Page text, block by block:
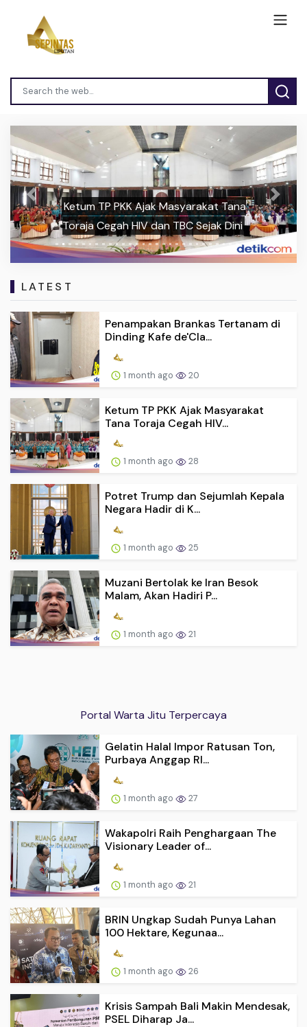
Ketum TP PKK Ajak Masyarakat Tana
Toraja Cegah HIV dan TBC Sejak Dini
Previous Next
LATEST
Penampakan Brankas Tertanam di
Dinding Kafe de'Cla...
1 month ago 20
Ketum TP PKK Ajak Masyarakat
Tana Toraja Cegah HIV...
1 month ago 28
Potret Trump dan Sejumlah Kepala
Negara Hadir di K...
1 month ago 25
Muzani Bertolak ke Iran Besok
Malam, Akan Hadiri P...
1 month ago 21
Portal Warta Jitu Terpercaya
Gelatin Halal Impor Ratusan Ton,
Purbaya Anggap RI...
1 month ago 27
Wakapolri Raih Penghargaan The
Visionary Leader of...
1 month ago 21
BRIN Ungkap Sudah Punya Lahan
100 Hektare, Kegunaa...
1 month ago 26
Krisis Sampah Bali Makin Mendesak,
PSEL Diharap Ja...